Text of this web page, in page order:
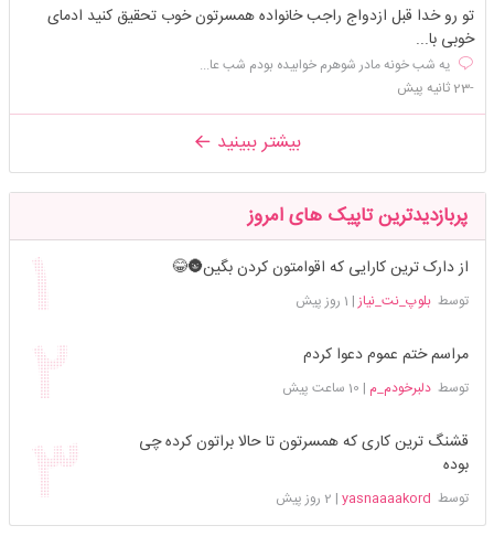
تو رو خدا قبل ازدواج راجب خانواده همسرتون خوب تحقیق کنید ادمای
خوبی با...
یه شب خونه مادر شوهرم خوابیده بودم شب عا...
-23 ثانیه پیش
بیشتر ببینید
پربازدیدترین تاپیک های امروز
از دارک ترین کارایی که اقوامتون کردن بگین🌚😂
توسطبلوپ_نت_نیاز | 1 روز پیش
مراسم ختم عموم دعوا کردم
توسطدلبرخودم_م | 10 ساعت پیش
قشنگ ترین کاری که همسرتون تا حالا براتون کرده چی
بوده
توسط yasnaaaakord
| 2 روز پیش